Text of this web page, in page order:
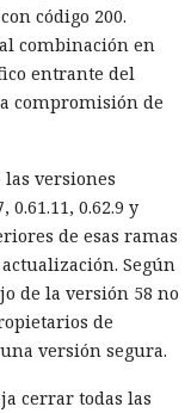
código 200.
combinación en
entrante del
compromisión de
las versiones
0.61.11, 0.62.9 y
de esas ramas
Según
de la versión 58 no
de
versión segura.
cerrar todas las